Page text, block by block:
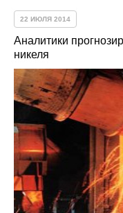
22 ИЮЛЯ 2014
Аналитики
никеля